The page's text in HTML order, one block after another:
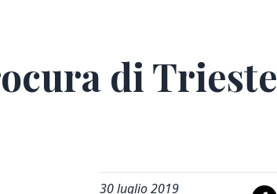
di Trieste
30 luglio 2019